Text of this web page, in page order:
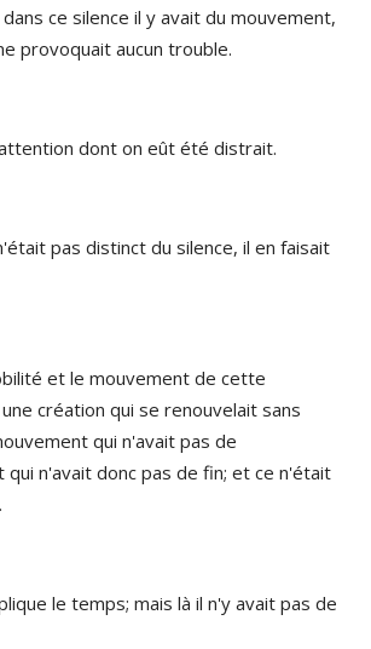
ce silence il y avait du mouvement,
provoquait aucun trouble.
dont on eût été distrait.
pas distinct du silence, il en faisait
et le mouvement de cette
création qui se renouvelait sans
qui n'avait pas de
qui n'avait donc pas de fin; et ce n'était
le temps; mais là il n'y avait pas de